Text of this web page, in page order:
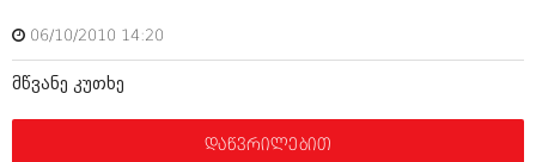
რომანი და დეტექტივი
შოუბიზნესი
დაიჯესტი
06/10/2010 14:20
მწვანე კუთხე
დაწვრილებით